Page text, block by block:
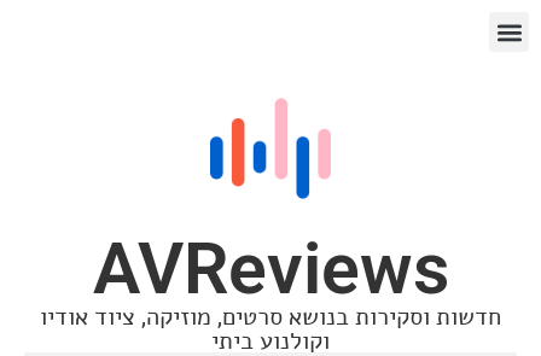
בנושא סרטים, מוזיקה, ציוד אודיו
וקולנוע ביתי